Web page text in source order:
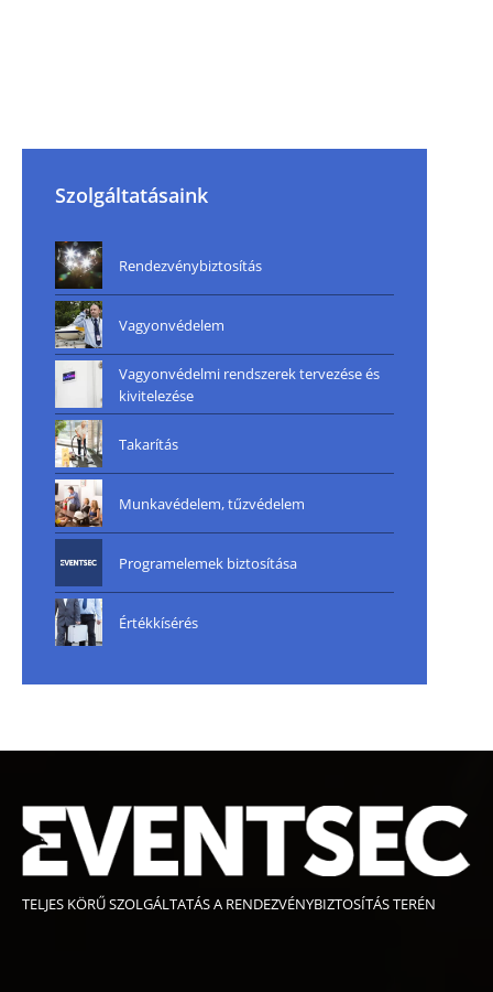
Szolgáltatásaink
Rendezvénybiztosítás
Vagyonvédelem
Vagyonvédelmi rendszerek tervezése és
kivitelezése
Takarítás
Munkavédelem, tűzvédelem
Programelemek biztosítása
Értékkísérés
TELJES KÖRŰ SZOLGÁLTATÁS A RENDEZVÉNYBIZTOSÍTÁS TERÉN